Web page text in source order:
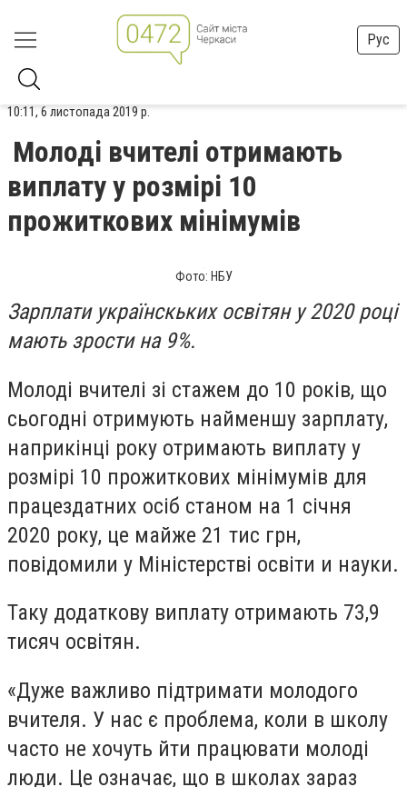
Рус
10:11, 6 листопада 2019 р.
Молоді вчителі отримають
виплату у розмірі 10
прожиткових мінімумів
Фото: НБУ
Зарплати українскьких освітян у 2020 році
мають зрости на 9%.
Молоді вчителі зі стажем до 10 років, що
сьогодні отримують найменшу зарплату,
наприкінці року отримають виплату у
розмірі 10 прожиткових мінімумів для
працездатних осіб станом на 1 січня
2020 року, це майже 21 тис грн,
повідомили у Міністерстві освіти и науки.
Таку додаткову виплату отримають 73,9
тисяч освітян.
«Дуже важливо підтримати молодого
вчителя. У нас є проблема, коли в школу
часто не хочуть йти працювати молоді
люди. Це означає, що в школах зараз